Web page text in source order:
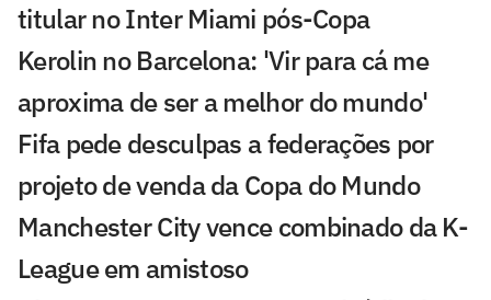
titular no Inter Miami pós-Copa
Kerolin no Barcelona: 'Vir para cá me
aproxima de ser a melhor do mundo'
Fifa pede desculpas a federações por
projeto de venda da Copa do Mundo
Manchester City vence combinado da K-
League em amistoso